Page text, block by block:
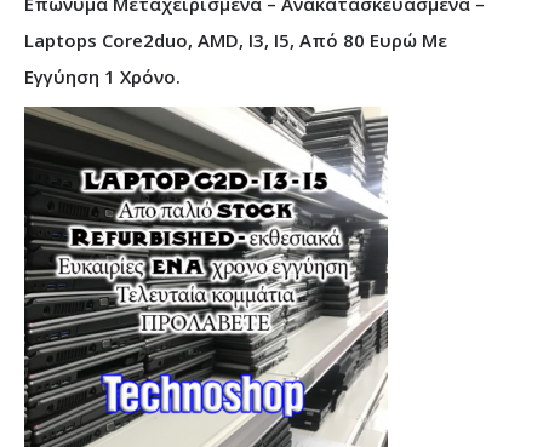
Laptops Core2duo, AMD, I3, I5, Από 80 Ευρώ Με
Εγγύηση 1 Χρόνο.